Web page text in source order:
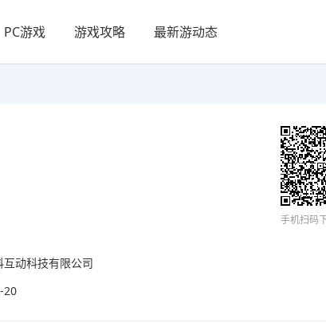
PC游戏 游戏攻略 最新游动态
互动科技有限公司
20
手机扫码